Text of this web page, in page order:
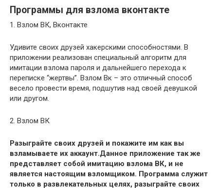
Программы для взлома вконтакте
1. Взлом ВК, Вконтакте
Удивите своих друзей хакерскими способностями. В
приложении реализован специальный алгоритм для
имитации взлома пароля и дальнейшего перехода к
переписке “жертвы”. Взлом Вк – это отличный способ
весело провести время, подшутив над своей девушкой
или другом.
2. Взлом ВК
Разыграйте своих друзей и покажите им как вы
взламываете их аккаунт.Данное приложение так же
представляет собой имитацию взлома ВК, и не
является настоящим взломщиком. Программа служит
только в развлекательных целях, разыграйте своих